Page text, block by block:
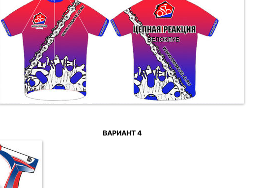
ВАРИАНТ 4